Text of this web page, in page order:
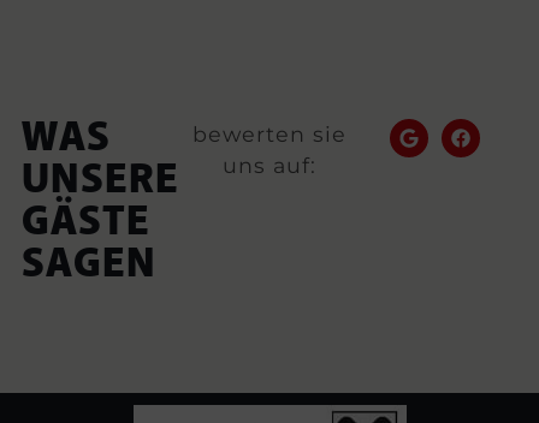
WAS
UNSERE
GÄSTE
SAGEN
bewerten sie
uns auf: